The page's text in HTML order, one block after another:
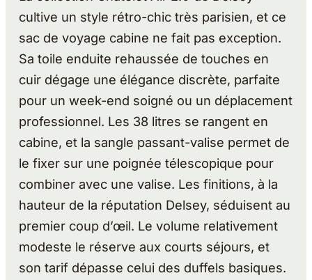
cultive un style rétro-chic très parisien, et ce
sac de voyage cabine ne fait pas exception.
Sa toile enduite rehaussée de touches en
cuir dégage une élégance discrète, parfaite
pour un week-end soigné ou un déplacement
professionnel. Les 38 litres se rangent en
cabine, et la sangle passant-valise permet de
le fixer sur une poignée télescopique pour
combiner avec une valise. Les finitions, à la
hauteur de la réputation Delsey, séduisent au
premier coup d’œil. Le volume relativement
modeste le réserve aux courts séjours, et
son tarif dépasse celui des duffels basiques.